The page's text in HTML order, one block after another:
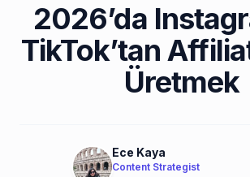
2026’da
TikTok’tan
Üretmek
Ece Kaya
Content Strategist